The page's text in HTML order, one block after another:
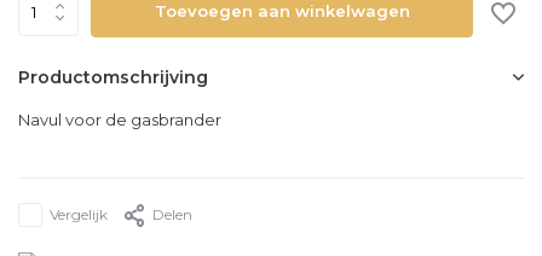
Toevoegen aan winkelwagen
Productomschrijving
Navul voor de gasbrander
Vergelijk Delen